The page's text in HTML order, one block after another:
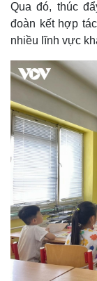
Qua đó, thúc
đoàn kết hợp
nhiều lĩnh vực